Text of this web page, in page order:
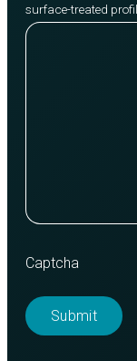
surface-treated
Captcha